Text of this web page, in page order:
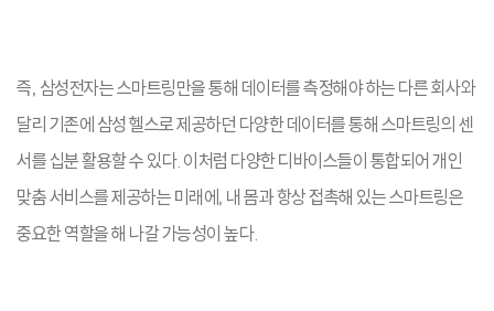
즉, 삼성전자는 스마트링만을 통해 데이터를 측정해야 하는 다른 회사와
달리 기존에 삼성 헬스로 제공하던 다양한 데이터를 통해 스마트링의 센
서를 십분 활용할 수 있다. 이처럼 다양한 디바이스들이 통합되어 개인
맞춤 서비스를 제공하는 미래에, 내 몸과 항상 접촉해 있는 스마트링은
중요한 역할을 해 나갈 가능성이 높다.